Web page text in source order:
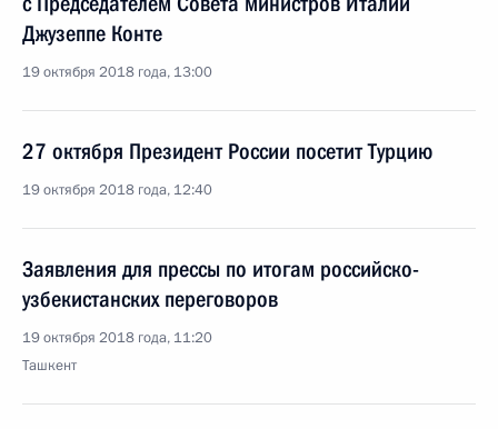
Джузеппе Конте
19 октября 2018 года, 13:00
27 октября Президент России посетит Турцию
19 октября 2018 года, 12:40
Заявления для прессы по итогам российско-
узбекистанских переговоров
19 октября 2018 года, 11:20
Ташкент